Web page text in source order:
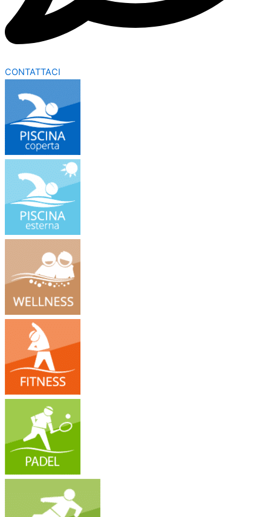
CONTATTACI